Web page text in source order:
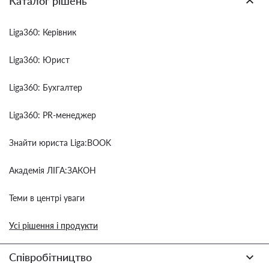
Liga360: Керівник
Liga360: Юрист
Liga360: Бухгалтер
Liga360: PR-менеджер
Знайти юриста Liga:BOOK
Академія ЛІГА:ЗАКОН
Теми в центрі уваги
Усі рішення і продукти
Співробітництво